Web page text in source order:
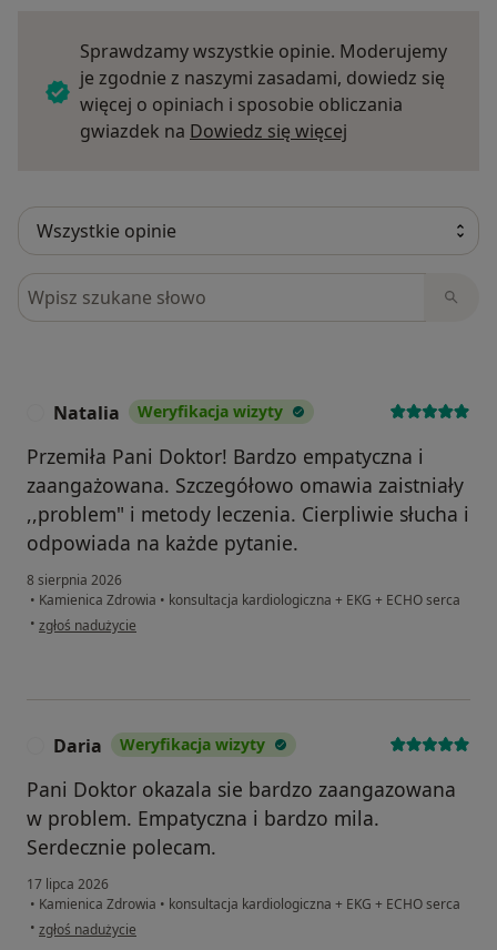
Sprawdzamy wszystkie opinie. Moderujemy
je zgodnie z naszymi zasadami, dowiedz się
więcej o opiniach i sposobie obliczania
gwiazdek na Dowiedz się więcej
Szukaj w opiniach
Natalia Weryfikacja wizyty
Przemiła Pani Doktor! Bardzo empatyczna i
zaangażowana. Szczegółowo omawia zaistniały
,,problem" i metody leczenia. Cierpliwie słucha i
odpowiada na każde pytanie.
8 sierpnia 2026
• Kamienica Zdrowia • konsultacja kardiologiczna + EKG + ECHO serca
• w opinii użytkownika Natalia
zgłoś nadużycie
Daria Weryfikacja wizyty
Pani Doktor okazala sie bardzo zaangazowana
w problem. Empatyczna i bardzo mila.
Serdecznie polecam.
17 lipca 2026
• Kamienica Zdrowia • konsultacja kardiologiczna + EKG + ECHO serca
• w opinii użytkownika Daria
zgłoś nadużycie